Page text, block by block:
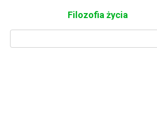
Filozofia życia
Search: